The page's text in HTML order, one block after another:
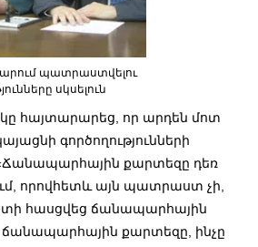
պատրաստվելու
սկսելուն
հայտարարեց, որ արդեն մոտ
գործողությունների
քարտեզը դեռ
որովհետև այն պատրաստ չի,
հասցվեց ճանապարհային
ճանապարհային քարտեզը, ինչը